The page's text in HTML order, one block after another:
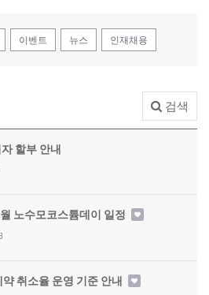
이벤트 뉴스 인재채용
검색
할부 안내
노수모코스튬데이 일정
취소율 운영 기준 안내